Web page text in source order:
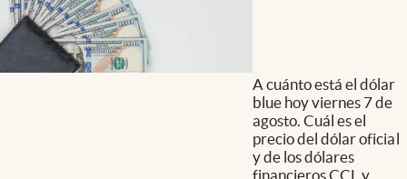
A cuánto está el dólar
blue hoy viernes 7 de
agosto. Cuál es el
precio del dólar oficial
y de los dólares
financieros CCL y